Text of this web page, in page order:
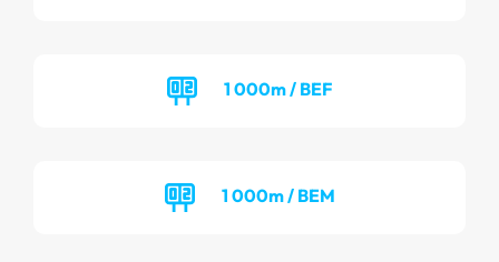
1 000m / BEF
1 000m / BEM